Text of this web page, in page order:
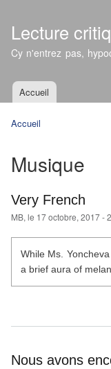
Lecture
Cy n'entrez pas,
Menu principal
Accueil
Accueil
Musique
Very French
MB, le 17 octobre, 2017 -
While Ms.
a brief aura of
Nous avons